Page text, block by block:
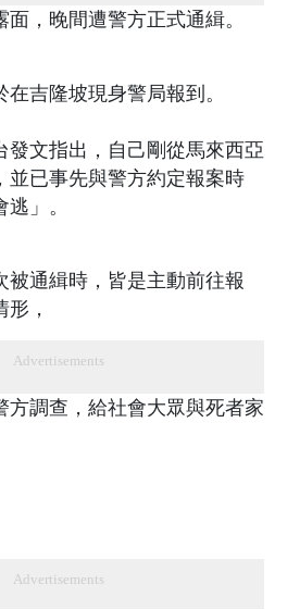
，晚間遭警方正式通緝。
吉隆坡現身警局報到。
發文指出，自己剛從馬來西亞
並已事先與警方約定報案時
」。
被通緝時，皆是主動前往報
，
Advertisements
方調查，給社會大眾與死者家
Advertisements